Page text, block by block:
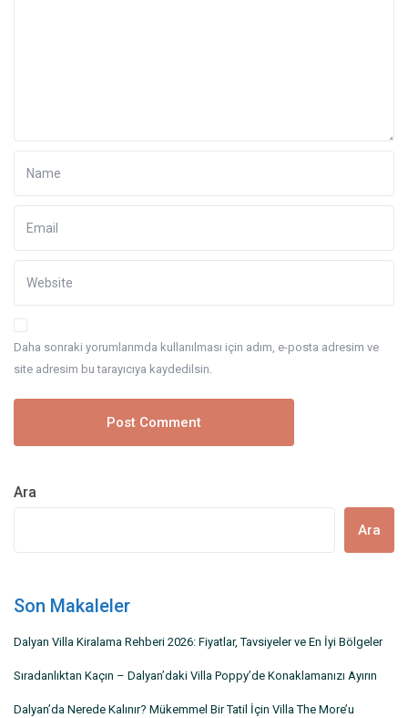
Daha sonraki yorumlarımda kullanılması için adım, e-posta adresim ve
site adresim bu tarayıcıya kaydedilsin.
Ara
Ara
Son Makaleler
Dalyan Villa Kiralama Rehberi 2026: Fiyatlar, Tavsiyeler ve En İyi Bölgeler
Sıradanlıktan Kaçın – Dalyan’daki Villa Poppy’de Konaklamanızı Ayırın
Dalyan’da Nerede Kalınır? Mükemmel Bir Tatil İçin Villa The More’u